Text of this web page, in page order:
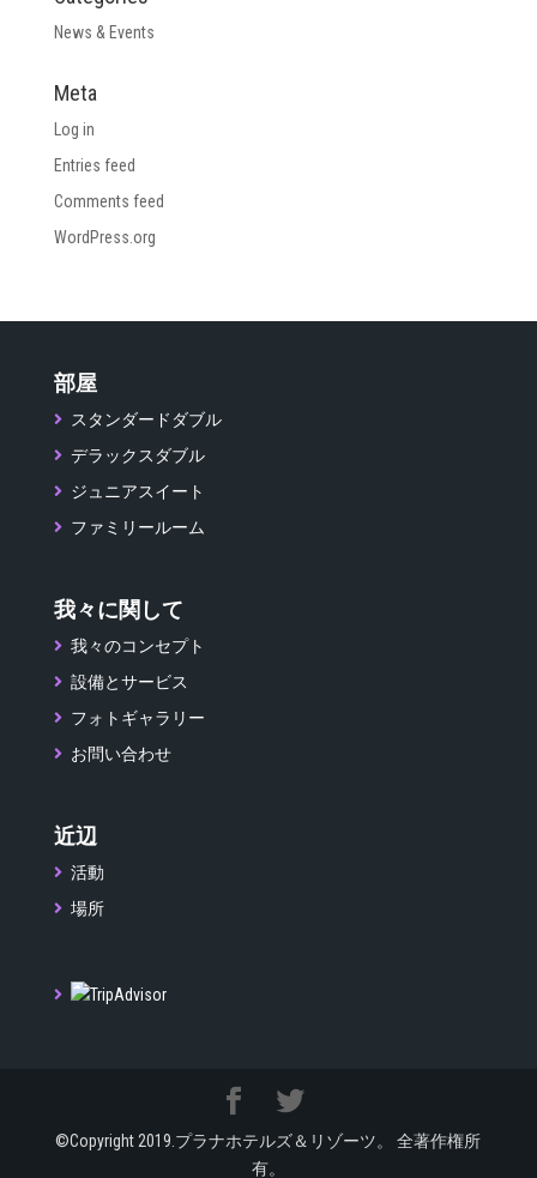
News & Events
Meta
Log in
Entries feed
Comments feed
WordPress.org
部屋
スタンダードダブル
デラックスダブル
ジュニアスイート
ファミリールーム
我々に関して
我々のコンセプト
設備とサービス
フォトギャラリー
お問い合わせ
近辺
活動
場所
©Copyright 2019.プラナホテルズ＆リゾーツ。 全著作権所
有。